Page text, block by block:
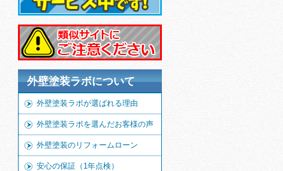
外壁塗装ラボについて
外壁塗装ラボが選ばれる理由
外壁塗装ラボを選んだお客様の声
外壁塗装のリフォームローン
安心の保証（1年点検）